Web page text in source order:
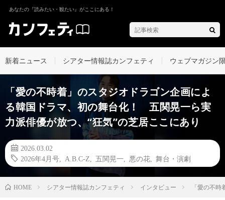
あなたの『読みたい・観たい』がここにある！
新着ニュース シアター情報誌カンフェティ ウェブマガジン
「愛の不時着」のスタジオドラゴン企画によ
る韓国ドラマ、初の舞台化！ 五関晃一ら実
力派俳優が放つ、“狂気”の芝居ここにあり
2026.03.02
2026年4月号
A.B.C-Z 五関晃一 悪の花 舞台・演劇
HOME シアター情報誌カンフェティ インタビュー 「愛の不